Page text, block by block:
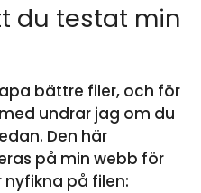
du testat min
bättre filer, och för
undrar jag om du
Den här
på min webb för
på filen: